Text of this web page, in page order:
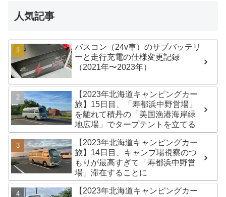
人気記事
バスコン（24v車）のサブバッテリ
ーと走行充電の仕様変更記録
（2021年〜2023年）
【2023年北海道キャンピングカー
旅】15日目、「寿都浜中野営場」
を離れて積丹の「美国漁港海岸緑
地広場」でタープテントを立てる
【2023年北海道キャンピングカー
旅】14日目、キャンプ場視察のつ
もりが最高すぎて「寿都浜中野営
場」滞在することに
【2023年北海道キャンピングカー